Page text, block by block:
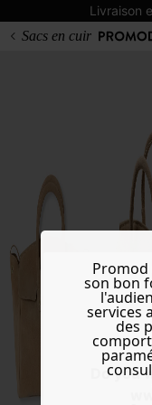
Do you
Sacs en cuir
son bon
services
des